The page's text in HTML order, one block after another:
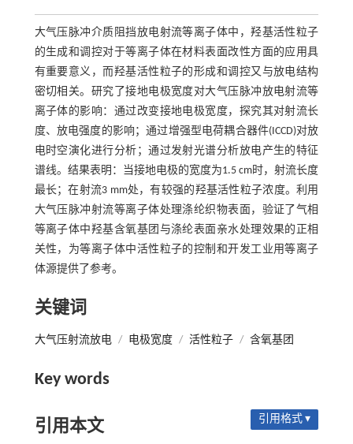
大气压脉冲介质阻挡放电射流等离子体中，羟基活性粒子
的生成和调控对于等离子体在材料表面改性方面的应用具
有重要意义，而羟基活性粒子的形成和调控又与放电结构
密切相关。研究了接地电极宽度对大气压脉冲放电射流等
离子体的影响：通过改变接地电极宽度，探究其对射流长
度、放电强度的影响；通过增强型电荷耦合器件(ICCD)对放
电时空演化进行分析；通过发射光谱分析放电产生的特征
谱线。结果表明：当接地电极的宽度为1.5 cm时，射流长度
最长；在射流3 mm处，有较强的羟基活性粒子浓度。利用
大气压脉冲射流等离子体处理涤纶织物表面，验证了气相
等离子体中羟基含氧基团与涤纶表面亲水处理效果的正相
关性，为等离子体中活性粒子的控制和开发工业用等离子
体源提供了参考。
关键词
大气压射流放电 / 电极宽度 / 活性粒子 / 含氧基团
Key words
引用本文 引用格式 ▾